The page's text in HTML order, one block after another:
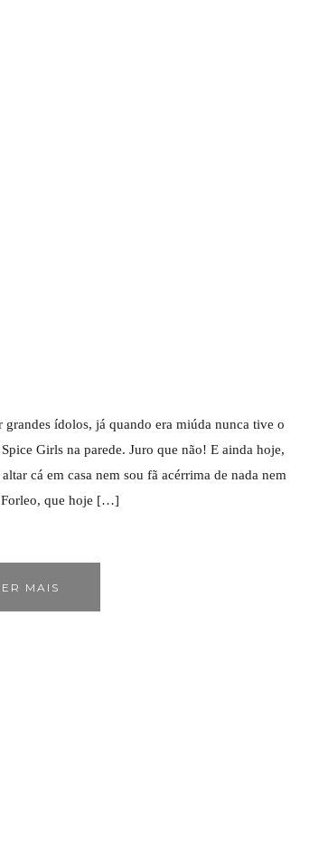
grandes ídolos, já quando era miúda nunca tive o
Girls na parede. Juro que não! E ainda hoje,
cá em casa nem sou fã acérrima de nada nem
que hoje […]
MAIS